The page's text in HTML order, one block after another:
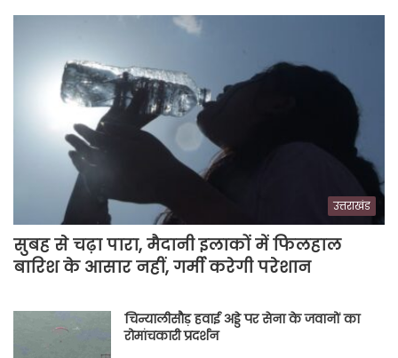
उत्तराखंड
सुबह से चढ़ा पारा, मैदानी इलाकों में फिलहाल
बारिश के आसार नहीं, गर्मी करेगी परेशान
चिन्यालीसौड़ हवाई अड्डे पर सेना के जवानों का
रोमांचकारी प्रदर्शन